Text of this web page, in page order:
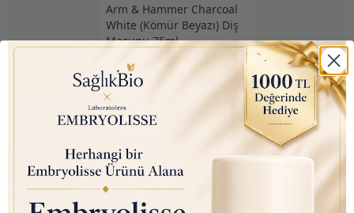
Arm & Hammer Charcoal
White (Kömür Beyazı) Diş
Macunu 75ml
₺ 350.00 ₺ 145.00